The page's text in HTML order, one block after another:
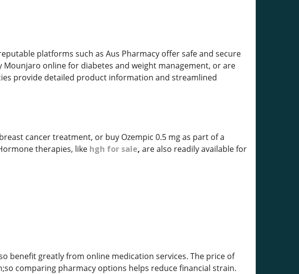
platforms such as Aus Pharmacy offer safe and secure
online for diabetes and weight management, or are
provide detailed product information and streamlined
cancer treatment, or buy Ozempic 0.5 mg as part of a
therapies, like hgh for sale, are also readily available for
benefit greatly from online medication services. The price of
comparing pharmacy options helps reduce financial strain.